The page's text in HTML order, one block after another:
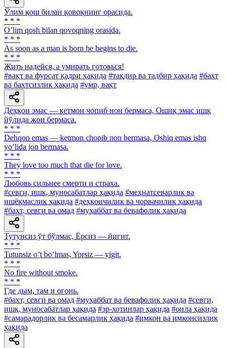
Ўлим қош билан қовоқнинг орасида.
* * *
Oʼlim qosh bilan qovoqning orasida.
* * *
As soon as a man is born he begins to die.
* * *
Жить надейся, а умирать готовься!
#вақт ва фурсат қадри ҳақида #тақдир ва тадбир ҳақида #бахт
ва бахтсизлик ҳақида #умр, вақт
Деҳқон эмас — кетмон чопиб нон бермаса, Ошиқ эмас ишқ
йўлида жон бермаса.
* * *
Dehqon emas — ketmon chopib non bermasa, Oshiq emas ishq
yoʼlida jon bermasa.
* * *
They love too much that die for love.
* * *
Любовь сильнее смерти и страха.
#севги, ишқ, муносабатлар ҳақида #меҳнатсеварлик ва
ишёқмаслик ҳақида #деҳқончилик ва чорвачилик ҳақида
#бахт, севги ва омад #муҳаббат ва бевафолик ҳақида
Тутунсиз ўт бўлмас, Ёрсиз — йигит.
* * *
Tutunsiz oʼt boʼlmas, Yorsiz — yigit.
* * *
No fire without smoke.
* * *
Где дым, там и огонь.
#бахт, севги ва омад #муҳаббат ва бевафолик ҳақида #севги,
ишқ, муносабатлар ҳақида #эр-хотинлар ҳақида #оила ҳақида
#самарадорлик ва бесамарлик ҳақида #имкон ва имконсизлик
ҳақида